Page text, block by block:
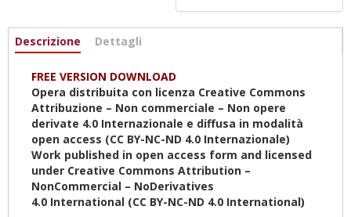
Informazioni
Descrizione (scheda
Dettagli
FREE VERSION DOWNLOAD
Opera distribuita con licenza Creative Commons
Attribuzione – Non commerciale – Non opere
derivate 4.0 Internazionale e diffusa in modalità
open access (CC BY-NC-ND 4.0 Internazionale)
Work published in open access form and licensed
under Creative Commons Attribution –
NonCommercial – NoDerivatives
4.0 International (CC BY-NC-ND 4.0 International)